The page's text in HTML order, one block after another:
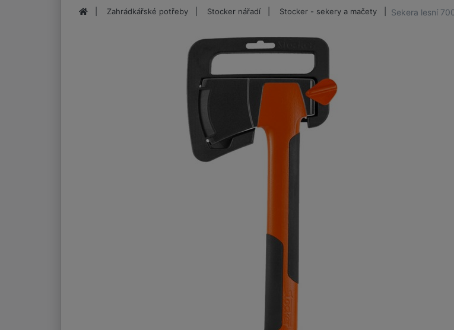
Zahrádkářské potřeby Stocker nářadí Stocker - sekery a mačety Sekera lesní